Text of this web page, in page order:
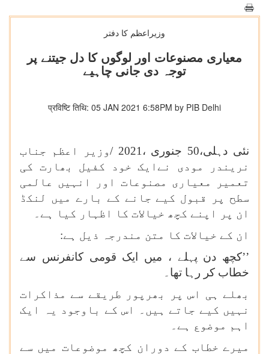
وزیراعظم کا دفتر
معیاری مصنوعات اور لوگوں کا دل جیتنے پر
توجہ دی جانی چاہیے
प्रविष्टि तिथि: 05 JAN 2021 6:58PM by PIB Delhi
نئی دہلی،0
5 جنوری ،2021 /
وزیر اعظم جناب
نریندر مودی نےایک خود کفیل بھارت کی
تعمیر معیاری مصنوعات اور انہیں عالمی
سطح پر قبول کیے جانے کے بارے میں لنکڈ
ان پر اپنے کچھ خیالات کا اظہار کیا ہے۔
ان کے خیالات کا متن مندرجہ ذیل ہے:
’’کچھ دن پہلے ، میں ایک قومی کانفرنس سے
خطاب کر رہا تھا۔
بھلے ہی اس پر بھرپور طریقے سے مذاکرات
نہیں کیے جاتے ہیں۔ اس کے باوجود یہ ایک
اہم موضوع ہے۔
میرے خطاب کے دوران کچھ موضوعات میں سے